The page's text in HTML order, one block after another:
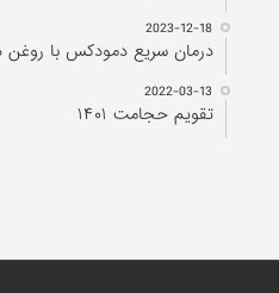
2023-12-18
درمان سریع دمودکس با
2022-03-13
تقویم حجامت ۱۴۰۱